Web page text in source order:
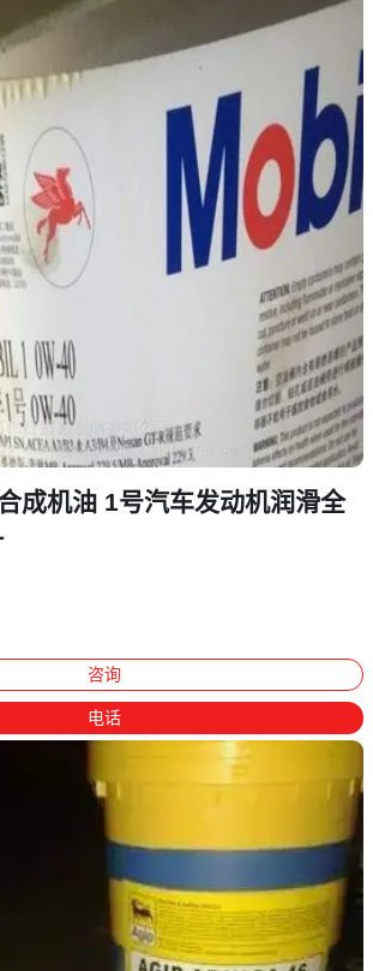
成机油 1号汽车发动机润滑全
咨询
电话